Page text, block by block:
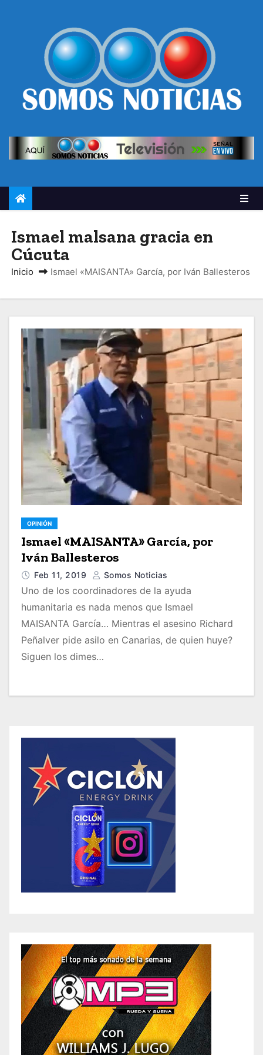
Ismael malsana gracia en
Cúcuta
Inicio Ismael «MAISANTA» García, por Iván Ballesteros
OPINIÓN
Ismael «MAISANTA» García, por
Iván Ballesteros
Feb 11, 2019 Somos Noticias
Uno de los coordinadores de la ayuda
humanitaria es nada menos que Ismael
MAISANTA García… Mientras el asesino Richard
Peñalver pide asilo en Canarias, de quien huye?
Siguen los dimes…